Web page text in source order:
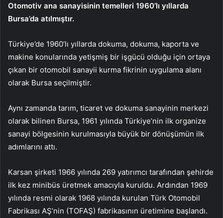
Otomotiv ana sanayisinin temelleri 1960’lı yıllarda
Bursa’da atılmıştır.
Türkiye’de 1960’lı yıllarda dokuma, dokuma, kaporta ve
makine konularında yetişmiş bir işgücü olduğu için ortaya
çıkan bir otomobil sanayii kurma fikrinin uygulama alanı
olarak Bursa seçilmiştir.
Aynı zamanda tarım, ticaret ve dokuma sanayinin merkezi
olarak bilinen Bursa, 1961 yılında Türkiye’nin ilk organize
sanayi bölgesinin kurulmasıyla büyük bir dönüşümün ilk
adımlarını attı.
Karsan şirketi 1966 yılında 269 yatırımcı tarafından şehirde
ilk kez minibüs üretmek amacıyla kuruldu. Ardından 1969
yılında resmi olarak 1968 yılında kurulan Türk Otomobil
Fabrikası AŞ’nin (TOFAŞ) fabrikasının üretimine başlandı.